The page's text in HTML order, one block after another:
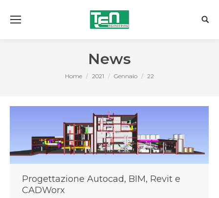
News
You are here:Home 2021 Gennaio 22
Progettazione Autocad, BIM, Revit e
CADWorx